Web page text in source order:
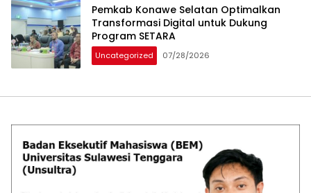
Pemkab Konawe Selatan Optimalkan
Transformasi Digital untuk Dukung
Program SETARA
Uncategorized 07/28/2026